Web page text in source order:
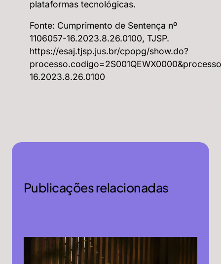
plataformas tecnológicas.
Fonte: Cumprimento de Sentença nº
1106057-16.2023.8.26.0100, TJSP.
https://esaj.tjsp.jus.br/cpopg/show.do?
16.2023.8.26.0100
Publicações relacionadas